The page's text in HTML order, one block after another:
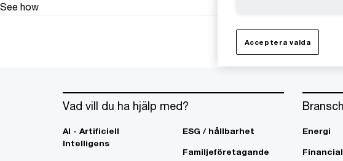
See how
Följ oss
Vad vill du ha hjälp med?
AI - Artificiell
Intelligens
ESG / hållbarhet
Familjeföretagande
Energi
Acceptera valda